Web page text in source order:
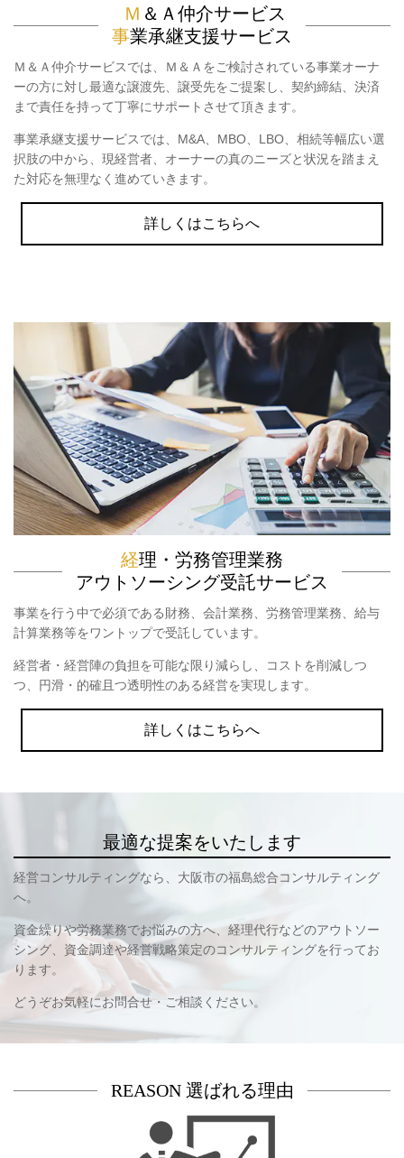
Ｍ ＆Ａ仲介サービス
事業承継支援サービス
Ｍ＆Ａ仲介サービスでは、Ｍ＆Ａをご検討されている事業オーナ
ーの方に対し最適な譲渡先、譲受先をご提案し、契約締結、決済
まで責任を持って丁寧にサポートさせて頂きます。
事業承継支援サービスでは、M&A、MBO、LBO、相続等幅広い選
択肢の中から、現経営者、オーナーの真のニーズと状況を踏まえ
た対応を無理なく進めていきます。
詳しくはこちらへ
経理・労務管理業務
アウトソーシング受託サービス
事業を行う中で必須である財務、会計業務、労務管理業務、給与
計算業務等をワントップで受託しています。
経営者・経営陣の負担を可能な限り減らし、コストを削減しつ
つ、円滑・的確且つ透明性のある経営を実現します。
詳しくはこちらへ
最適な提案をいたします
経営コンサルティングなら、大阪市の福島総合コンサルティング
へ。
資金繰りや労務業務でお悩みの方へ、経理代行などのアウトソー
シング、資金調達や経営戦略策定のコンサルティングを行ってお
ります。
どうぞお気軽にお問合せ・ご相談ください。
REASON選ばれる理由